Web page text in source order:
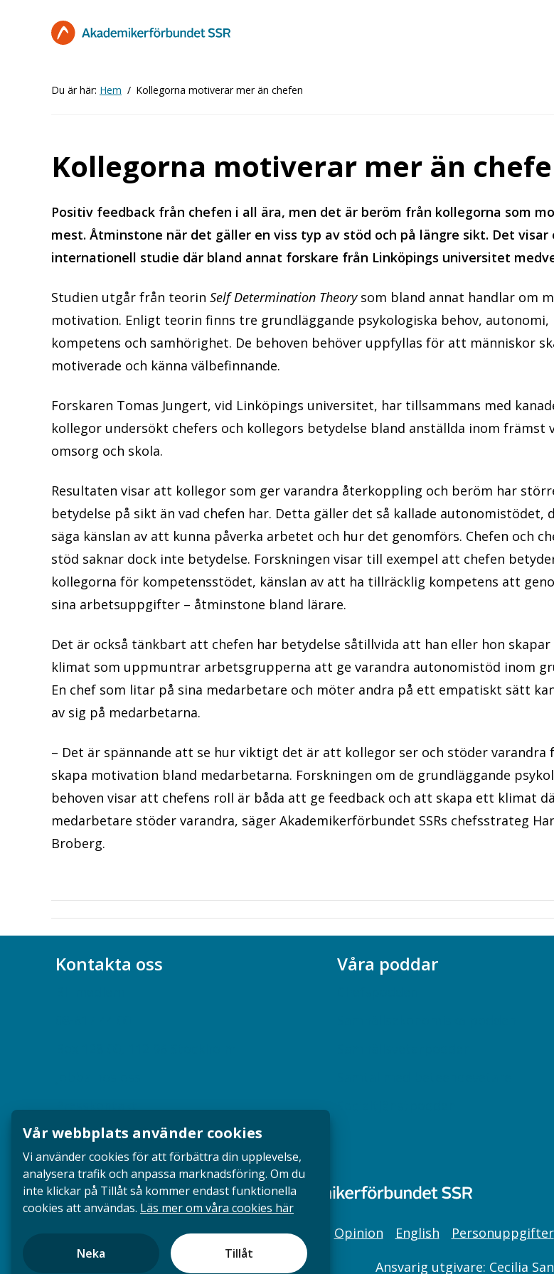
Du är här: Hem Kollegorna motiverar mer än chefen
Kollegorna motiverar mer än
Positiv feedback från chefen i all ära, men det är beröm från kollegorna som
mest. Åtminstone när det gäller en viss typ av stöd och på längre sikt. Det visar
internationell studie där bland annat forskare från Linköpings universitet
Studien utgår från teorin Self Determination Theorysom bland annat handlar om
motivation. Enligt teorin finns tre grundläggande psykologiska behov, autonomi,
kompetens och samhörighet. De behoven behöver uppfyllas för att människor
motiverade och känna välbefinnande.
Forskaren Tomas Jungert, vid Linköpings universitet, har tillsammans med
kollegor undersökt chefers och kollegors betydelse bland anställda inom främst
omsorg och skola.
Resultaten visar att kollegor som ger varandra återkoppling och beröm har
betydelse på sikt än vad chefen har. Detta gäller det så kallade autonomistödet,
säga känslan av att kunna påverka arbetet och hur det genomförs. Chefen och
stöd saknar dock inte betydelse. Forskningen visar till exempel att chefen
kollegorna för kompetensstödet, känslan av att ha tillräcklig kompetens att
sina arbetsuppgifter – åtminstone bland lärare.
Det är också tänkbart att chefen har betydelse såtillvida att han eller hon
klimat som uppmuntrar arbetsgrupperna att ge varandra autonomistöd inom
En chef som litar på sina medarbetare och möter andra på ett empatiskt sätt
av sig på medarbetarna.
– Det är spännande att se hur viktigt det är att kollegor ser och stöder varandra
skapa motivation bland medarbetarna. Forskningen om de grundläggande
behoven visar att chefens roll är båda att ge feedback och att skapa ett klimat
medarbetare stöder varandra, säger Akademikerförbundet SSRs chefsstrateg
Broberg.
Kontakta oss
Presskontakt
Dina försäkringar i Akademikerförsäkring
Våra poddar
Opinion English Personuppgifter
Ansvarig utgivare: Cecilia
Vår webbplats använder cookies
Vi använder cookies för att förbättra din upplevelse,
analysera trafik och anpassa marknadsföring. Om du
inte klickar på Tillåt så kommer endast funktionella
cookies att användas. Läs mer om våra cookies här
Neka Tillåt